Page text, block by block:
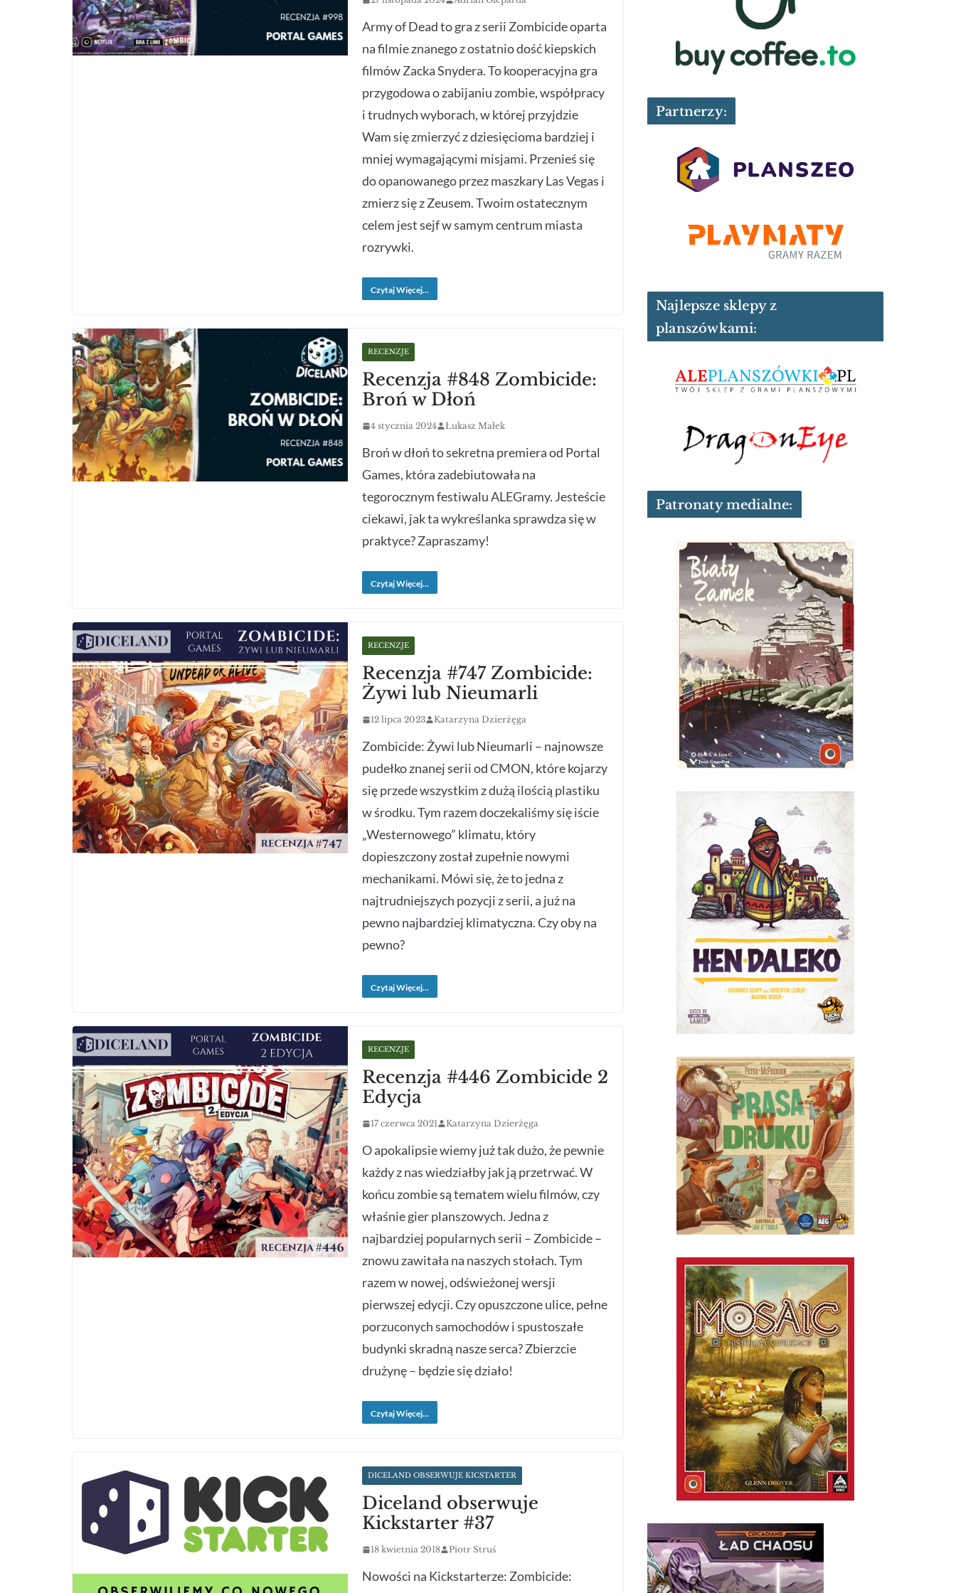
Army of Dead to gra z serii Zombicide oparta
na filmie znanego z ostatnio dość kiepskich
filmów Zacka Snydera. To kooperacyjna gra
przygodowa o zabijaniu zombie, współpracy
i trudnych wyborach, w której przyjdzie
Wam się zmierzyć z dziesięcioma bardziej i
mniej wymagającymi misjami. Przenieś się
do opanowanego przez maszkary Las Vegas i
zmierz się z Zeusem. Twoim ostatecznym
celem jest sejf w samym centrum miasta
rozrywki.
Czytaj Więcej...
RECENZJE
Recenzja #848 Zombicide:
Broń w Dłoń
4 stycznia 2024 Łukasz Małek
Broń w dłoń to sekretna premiera od Portal
Games, która zadebiutowała na
tegorocznym festiwalu ALEGramy. Jesteście
ciekawi, jak ta wykreślanka sprawdza się w
praktyce? Zapraszamy!
Czytaj Więcej...
RECENZJE
Recenzja #747 Zombicide:
Żywi lub Nieumarli
12 lipca 2023 Katarzyna Dzierżęga
Zombicide: Żywi lub Nieumarli – najnowsze
pudełko znanej serii od CMON, które kojarzy
się przede wszystkim z dużą ilością plastiku
w środku. Tym razem doczekaliśmy się iście
„Westernowego” klimatu, który
dopieszczony został zupełnie nowymi
mechanikami. Mówi się, że to jedna z
najtrudniejszych pozycji z serii, a już na
pewno najbardziej klimatyczna. Czy oby na
pewno?
Czytaj Więcej...
RECENZJE
Recenzja #446 Zombicide 2
Edycja
17 czerwca 2021 Katarzyna Dzierżęga
O apokalipsie wiemy już tak dużo, że pewnie
każdy z nas wiedziałby jak ją przetrwać. W
końcu zombie są tematem wielu filmów, czy
właśnie gier planszowych. Jedna z
najbardziej popularnych serii – Zombicide –
znowu zawitała na naszych stołach. Tym
razem w nowej, odświeżonej wersji
pierwszej edycji. Czy opuszczone ulice, pełne
porzuconych samochodów i spustoszałe
budynki skradną nasze serca? Zbierzcie
drużynę – będzie się działo!
Czytaj Więcej...
DICELAND OBSERWUJE KICSTARTER
Diceland obserwuje
Kickstarter #37
18 kwietnia 2018 Piotr Struś
Nowości na Kickstarterze: Zombicide:
Partnerzy:
Najlepsze sklepy z
planszówkami:
Patronaty medialne: